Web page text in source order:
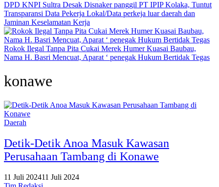
DPD KNPI Sultra Desak Disnaker panggil PT IPIP Kolaka, Tuntut
Transparansi Data Pekerja Lokal/Data perkeja luar daerah dan
Jaminan Keselamatan Kerja
Rokok Ilegal Tanpa Pita Cukai Merek Humer Kuasai Baubau,
Nama H. Basri Mencuat, Aparat ‘ penegak Hukum Bertidak Tegas
konawe
Daerah
Detik-Detik Anoa Masuk Kawasan
Perusahaan Tambang di Konawe
11 Juli 202411 Juli 2024